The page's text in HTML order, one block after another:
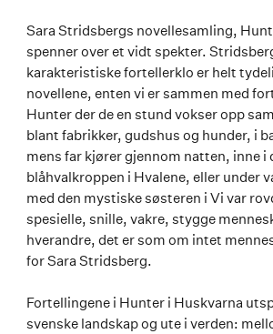
Sara Stridsbergs novellesamling,
spenner over et vidt spekter.
karakteristiske fortellerklo er helt
novellene, enten vi er sammen med
Hunter der de en stund vokser opp
blant fabrikker, gudshus og hunder, i
mens far kjører gjennom natten, inne
blåhvalkroppen i Hvalene, eller under
med den mystiske søsteren i Vi var
spesielle, snille, vakre, stygge
hverandre, det er som om intet
for Sara Stridsberg.
Fortellingene i Hunter i Huskvarna
svenske landskap og ute i verden: